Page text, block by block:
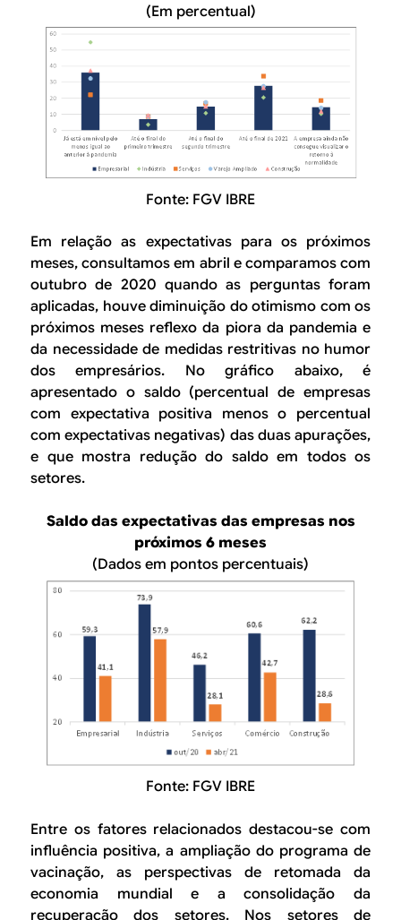
(Em percentual)
Fonte: FGV IBRE
Em relação as expectativas para os próximos
meses, consultamos em abril e comparamos com
outubro de 2020 quando as perguntas foram
aplicadas, houve diminuição do otimismo com os
próximos meses reflexo da piora da pandemia e
da necessidade de medidas restritivas no humor
dos empresários. No gráfico abaixo, é
apresentado o saldo (percentual de empresas
com expectativa positiva menos o percentual
com expectativas negativas) das duas apurações,
e que mostra redução do saldo em todos os
setores.
Saldo das expectativas das empresas nos
próximos 6 meses
(Dados em pontos percentuais)
Fonte: FGV IBRE
Entre os fatores relacionados destacou-se com
influência positiva, a ampliação do programa de
vacinação, as perspectivas de retomada da
economia mundial e a consolidação da
recuperação dos setores. Nos setores de